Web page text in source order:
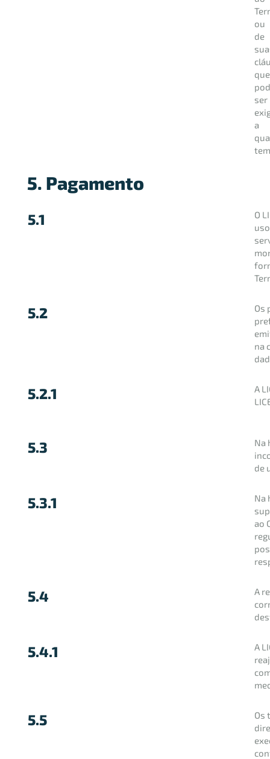
ou
de
que
ser
a
5. Pagamento
5.1
O
5.2
Os
na
5.2.1
A
5.3
Na
de
5.3.1
Na
ao
5.4
A
5.4.1
A
5.5
Os